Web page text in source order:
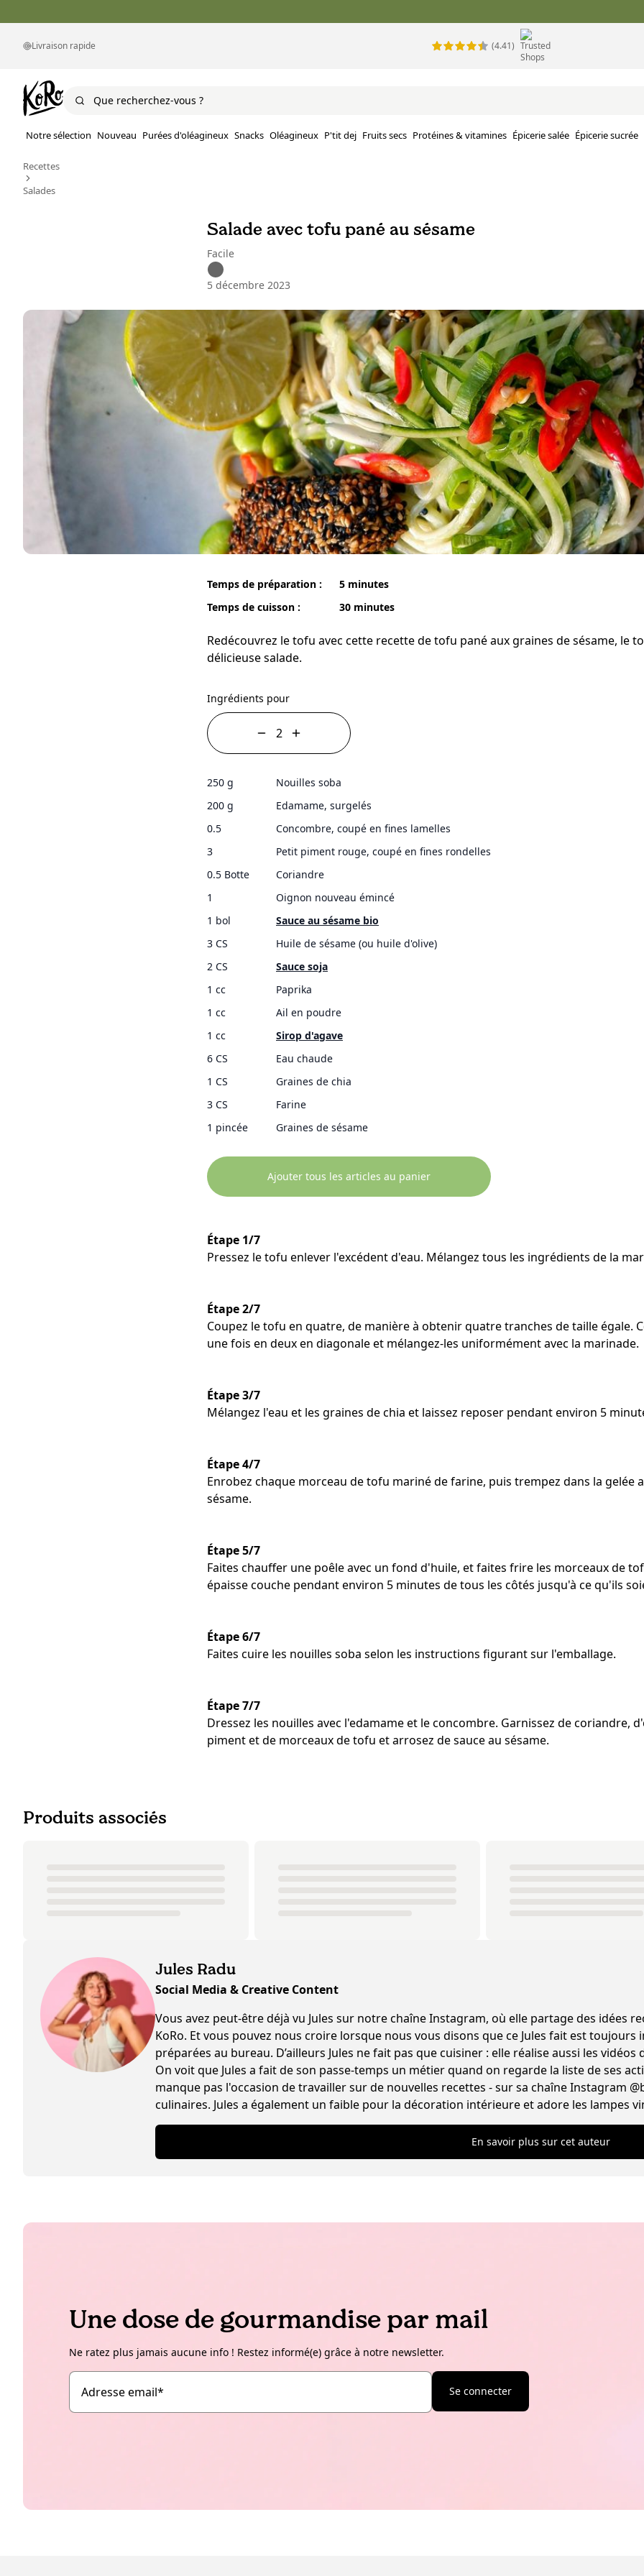
Livraison rapide (4.41)
Notre sélection Nouveau Purées d'oléagineux Snacks Oléagineux P'tit dej Fruits secs Protéines & vitamines Épicerie salée Épicerie sucrée
Recettes
Salades
Salade avec tofu pané au sésame
Facile
5 décembre 2023
Temps de préparation :
Temps de cuisson :
5 minutes
30 minutes
Redécouvrez le tofu avec cette recette de tofu pané aux graines de sésame, le
délicieuse salade.
Ingrédients pour
250 g
Nouilles soba
200 g
Edamame, surgelés
0.5
Concombre, coupé en fines lamelles
3
Petit piment rouge, coupé en fines rondelles
0.5 Botte
Coriandre
1
Oignon nouveau émincé
1 bol
Sauce au sésame bio
3 CS
Huile de sésame (ou huile d'olive)
2 CS
Sauce soja
1 cc
Paprika
1 cc
Ail en poudre
1 cc
Sirop d'agave
6 CS
Eau chaude
1 CS
Graines de chia
3 CS
Farine
1 pincée
Graines de sésame
Ajouter tous les articles au panier
Étape 1/7
Pressez le tofu enlever l'excédent d'eau. Mélangez tous les ingrédients de la
Étape 2/7
Coupez le tofu en quatre, de manière à obtenir quatre tranches de taille égale.
une fois en deux en diagonale et mélangez-les uniformément avec la marinade.
Étape 3/7
Mélangez l'eau et les graines de chia et laissez reposer pendant environ 5
Étape 4/7
Enrobez chaque morceau de tofu mariné de farine, puis trempez dans la gelée
sésame.
Étape 5/7
Faites chauffer une poêle avec un fond d'huile, et faites frire les morceaux de
épaisse couche pendant environ 5 minutes de tous les côtés jusqu'à ce qu'ils
Étape 6/7
Faites cuire les nouilles soba selon les instructions figurant sur l'emballage.
Étape 7/7
Dressez les nouilles avec l'edamame et le concombre. Garnissez de coriandre,
piment et de morceaux de tofu et arrosez de sauce au sésame.
Produits associés
Jules Radu
Social Media & Creative Content
Vous avez peut-être déjà vu Jules sur notre chaîne Instagram, où elle partage des idées recettes
KoRo. Et vous pouvez nous croire lorsque nous vous disons que ce Jules fait est
préparées au bureau. D’ailleurs Jules ne fait pas que cuisiner : elle réalise aussi les vidéos
On voit que Jules a fait de son passe-temps un métier quand on regarde la liste de ses
manque pas l'occasion de travailler sur de nouvelles recettes - sur sa chaîne Instagram
culinaires. Jules a également un faible pour la décoration intérieure et adore les lampes
En savoir plus sur cet auteur
Une dose de gourmandise par mail
Ne ratez plus jamais aucune info ! Restez informé(e) grâce à notre newsletter.
Adresse email* Se connecter